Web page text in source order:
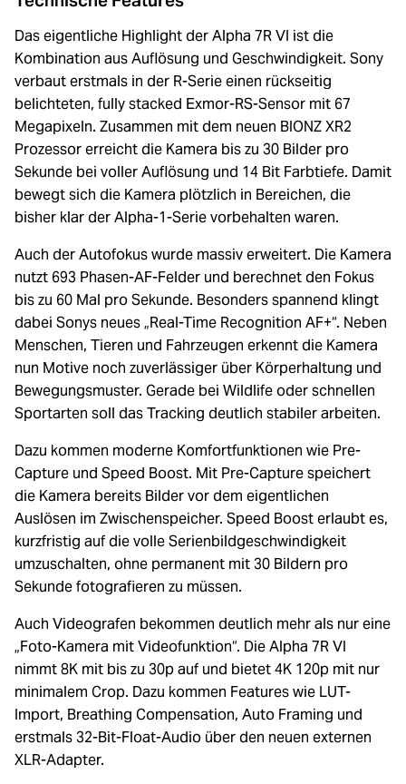
Das eigentliche Highlight der Alpha 7R VI ist die
Kombination aus Auflösung und Geschwindigkeit. Sony
verbaut erstmals in der R-Serie einen rückseitig
belichteten, fully stacked Exmor-RS-Sensor mit 67
Megapixeln. Zusammen mit dem neuen BIONZ XR2
Prozessor erreicht die Kamera bis zu 30 Bilder pro
Sekunde bei voller Auflösung und 14 Bit Farbtiefe. Damit
bewegt sich die Kamera plötzlich in Bereichen, die
bisher klar der Alpha-1-Serie vorbehalten waren.
Auch der Autofokus wurde massiv erweitert. Die Kamera
nutzt 693 Phasen-AF-Felder und berechnet den Fokus
bis zu 60 Mal pro Sekunde. Besonders spannend klingt
dabei Sonys neues „Real-Time Recognition AF+“. Neben
Menschen, Tieren und Fahrzeugen erkennt die Kamera
nun Motive noch zuverlässiger über Körperhaltung und
Bewegungsmuster. Gerade bei Wildlife oder schnellen
Sportarten soll das Tracking deutlich stabiler arbeiten.
Dazu kommen moderne Komfortfunktionen wie Pre-
Capture und Speed Boost. Mit Pre-Capture speichert
die Kamera bereits Bilder vor dem eigentlichen
Auslösen im Zwischenspeicher. Speed Boost erlaubt es,
kurzfristig auf die volle Serienbildgeschwindigkeit
umzuschalten, ohne permanent mit 30 Bildern pro
Sekunde fotografieren zu müssen.
Auch Videografen bekommen deutlich mehr als nur eine
„Foto-Kamera mit Videofunktion“. Die Alpha 7R VI
nimmt 8K mit bis zu 30p auf und bietet 4K 120p mit nur
minimalem Crop. Dazu kommen Features wie LUT-
Import, Breathing Compensation, Auto Framing und
erstmals 32-Bit-Float-Audio über den neuen externen
XLR-Adapter.